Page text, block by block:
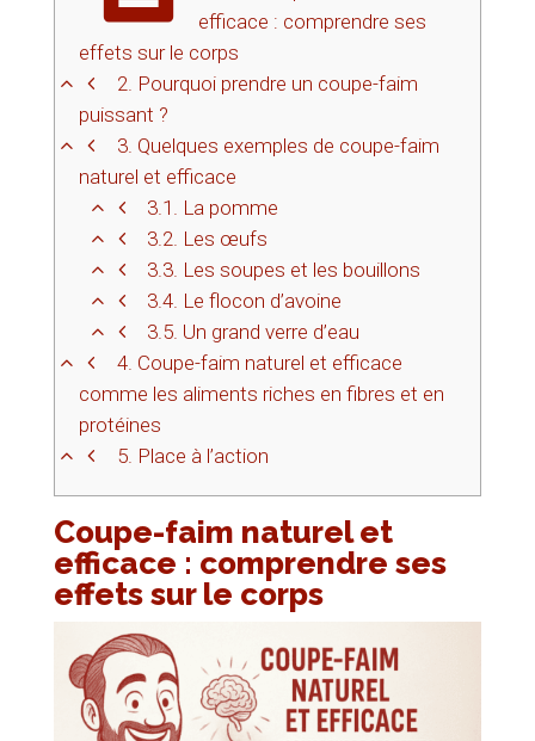
efficace : comprendre ses
effets sur le corps
2. Pourquoi prendre un coupe-faim
puissant ?
3. Quelques exemples de coupe-faim
naturel et efficace
3.1. La pomme
3.2. Les œufs
3.3. Les soupes et les bouillons
3.4. Le flocon d’avoine
3.5. Un grand verre d’eau
4. Coupe-faim naturel et efficace
comme les aliments riches en fibres et en
protéines
5. Place à l’action
Coupe-faim naturel et
efficace : comprendre ses
effets sur le corps